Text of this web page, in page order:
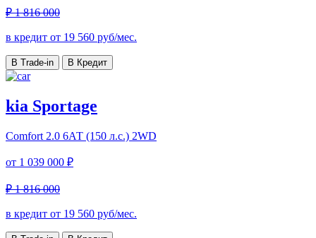
₽ 1 816 000
в кредит от 19 560 руб/мес.
В Trade-in В Кредит
kia Sportage
Comfort 2.0 6АТ (150 л.с.) 2WD
от 1 039 000 ₽
₽ 1 816 000
в кредит от 19 560 руб/мес.